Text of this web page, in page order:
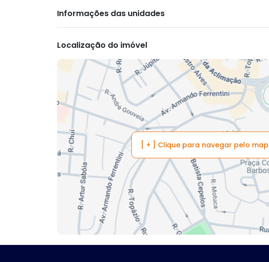
Informações das unidades
Localização do imóvel
[ + ] Clique para navegar pelo